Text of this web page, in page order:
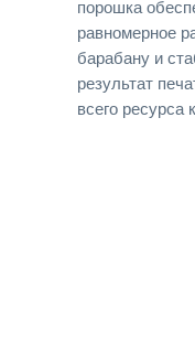
порошка
равномерное
барабану и
результат
всего ресурса